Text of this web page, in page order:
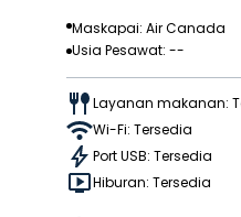
Maskapai: Air Canada
Usia Pesawat: --
Layanan makanan:
Wi-Fi: Tersedia
Port USB: Tersedia
Hiburan: Tersedia